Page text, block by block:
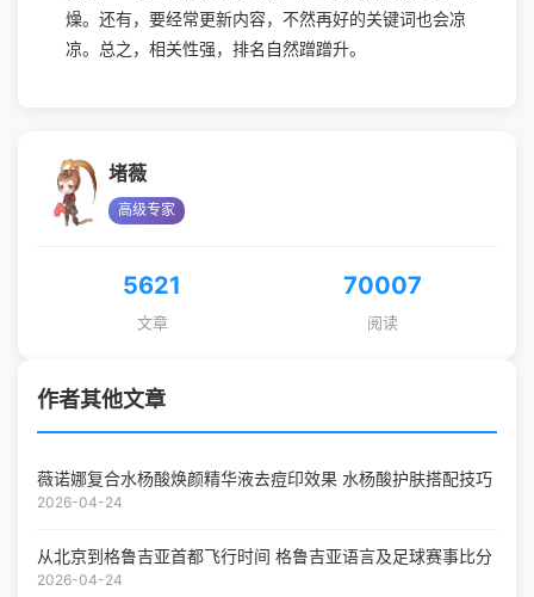
燥。还有，要经常更新内容，不然再好的关键词也会凉
凉。总之，相关性强，排名自然蹭蹭升。
堵薇
高级专家
5621
文章
70007
阅读
作者其他文章
薇诺娜复合水杨酸焕颜精华液去痘印效果 水杨酸护肤搭配技巧
2026-04-24
从北京到格鲁吉亚首都飞行时间 格鲁吉亚语言及足球赛事比分
2026-04-24